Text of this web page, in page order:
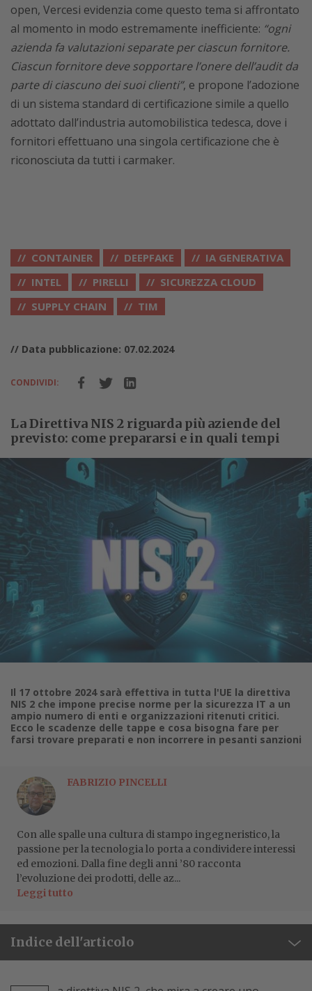
open, Vercesi evidenzia come questo tema si affrontato
al momento in modo estremamente inefficiente: “ogni
azienda fa valutazioni separate per ciascun fornitore.
Ciascun fornitore deve sopportare l’onere dell’audit da
parte di ciascuno dei suoi clienti”, e propone l’adozione
di un sistema standard di certificazione simile a quello
adottato dall’industria automobilistica tedesca, dove i
fornitori effettuano una singola certificazione che è
riconosciuta da tutti i carmaker.
CONTAINER DEEPFAKE
IA GENERATIVA
INTEL
PIRELLI
SICUREZZA CLOUD
SUPPLY CHAIN
TIM
// Data pubblicazione: 07.02.2024
CONDIVIDI:
La Direttiva NIS 2 riguarda più aziende del
previsto: come prepararsi e in quali tempi
Il 17 ottobre 2024 sarà effettiva in tutta l'UE la direttiva
NIS 2 che impone precise norme per la sicurezza IT a un
ampio numero di enti e organizzazioni ritenuti critici.
Ecco le scadenze delle tappe e cosa bisogna fare per
farsi trovare preparati e non incorrere in pesanti sanzioni
FABRIZIO PINCELLI
Con alle spalle una cultura di stampo ingegneristico, la
passione per la tecnologia lo porta a condividere interessi
ed emozioni. Dalla fine degli anni ’80 racconta
l’evoluzione dei prodotti, delle az...
Leggi tutto
Indice dell'articolo